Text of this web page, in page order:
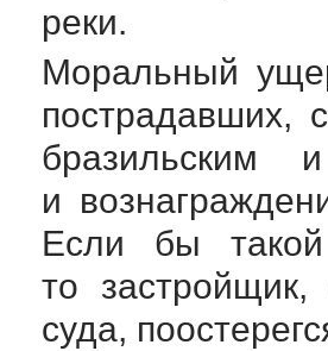
реки.
Моральный
пострадавших,
бразильским
и
Если бы
то
суда,